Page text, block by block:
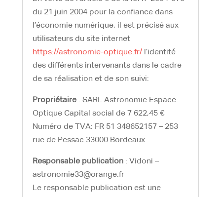
du 21 juin 2004 pour la confiance dans
l’économie numérique, il est précisé aux
utilisateurs du site internet
https://astronomie-optique.fr/l’identité
des différents intervenants dans le cadre
de sa réalisation et de son suivi:
Propriétaire: SARL Astronomie Espace
Optique Capital social de 7 622,45 €
Numéro de TVA: FR 51 348652157 – 253
rue de Pessac 33000 Bordeaux
Responsable publication: Vidoni –
astronomie33@orange.fr
Le responsable publication est une